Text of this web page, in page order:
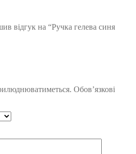
відгук на “Ручка гелева синя
Обов’язкові